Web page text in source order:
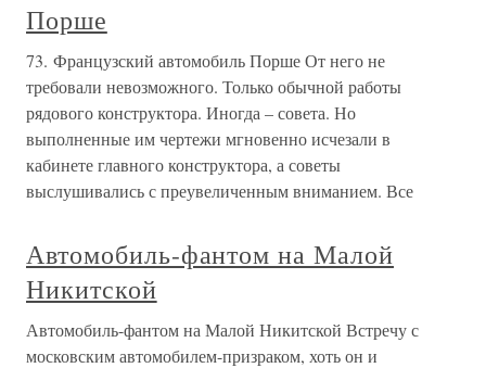
Порше
73. Французский автомобиль Порше От него не
требовали невозможного. Только обычной работы
рядового конструктора. Иногда – совета. Но
выполненные им чертежи мгновенно исчезали в
кабинете главного конструктора, а советы
выслушивались с преувеличенным вниманием. Все
Автомобиль-фантом на Малой
Никитской
Автомобиль-фантом на Малой Никитской Встречу с
московским автомобилем-призраком, хоть он и